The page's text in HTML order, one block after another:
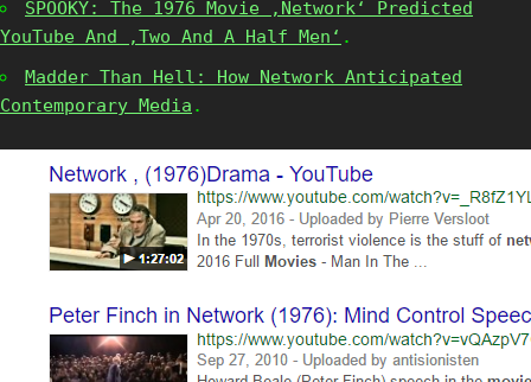
SPOOKY: The 1976 Movie ‚Network‘ Predicted
YouTube And ‚Two And A Half Men‘ .
Madder Than Hell: How Network Anticipated
Contemporary Media .